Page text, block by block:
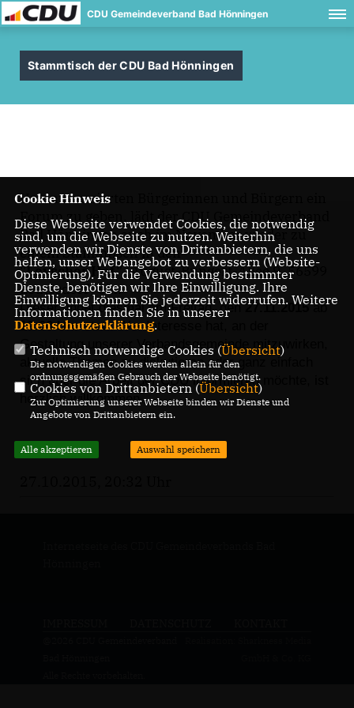
CDU Gemeindeverband Bad Hönningen
Stammtisch der CDU Bad Hönningen
Um interessierten Bürgerinnen und Bürgern ein
Forum zu geben, lädt der CDU Gemeindeverband
Bad Hönningen auch im November wieder zu
einem Stammtisch in den
"Leyscher Hof"(August-Bungert-Allee 9, 56599
Leutesdorf) ein.
Dieser findet diesmal am Freitag, den27.11.2015ab
19:00 Uhrstatt. Wer Interesse hat, an der
Gestaltung unserer Verbandsgemeinde mitzuwirken,
aktuelle Themen zu diskutieren oder ganz einfach
sich über die Arbeit der CDU informieren möchte, ist
herzlich willkommen.
Cookie Hinweis
Diese Webseite verwendet Cookies, die notwendig
sind, um die Webseite zu nutzen. Weiterhin
verwenden wir Dienste von Drittanbietern, die uns
helfen, unser Webangebot zu verbessern (Website-
Optmierung). Für die Verwendung bestimmter
Dienste, benötigen wir Ihre Einwilligung. Ihre
Einwilligung können Sie jederzeit widerrufen. Weitere
Informationen finden Sie in unserer
Datenschutzerklärung.
Technisch notwendige Cookies (Übersicht)
Die notwendigen Cookies werden allein für den
ordnungsgemäßen Gebrauch der Webseite benötigt.
Cookies von Drittanbietern (Übersicht)
Zur Optimierung unserer Webseite binden wir Dienste und
Angebote von Drittanbietern ein.
Alle akzeptieren Auswahl speichern